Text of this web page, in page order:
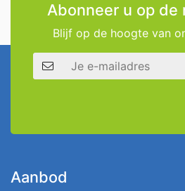
Abonneer u op de
Blijf op de hoogte van
E-mailadres
Aanbod